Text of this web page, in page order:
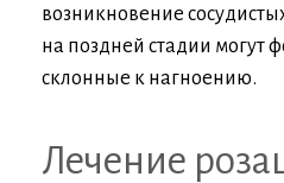
возникновение
на поздней стадии могут
склонные к нагноению.
Лечение